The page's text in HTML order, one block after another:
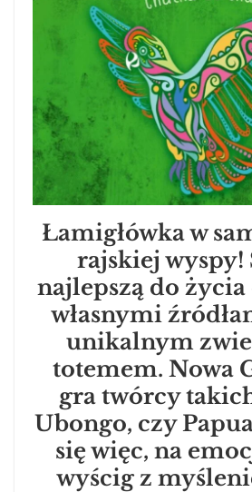
Łamigłówka w
rajskiej wyspy!
najlepszą do życia
własnymi
unikalnym
totemem. Nowa
gra twórcy
Ubongo, czy
się więc, na
wyścig z